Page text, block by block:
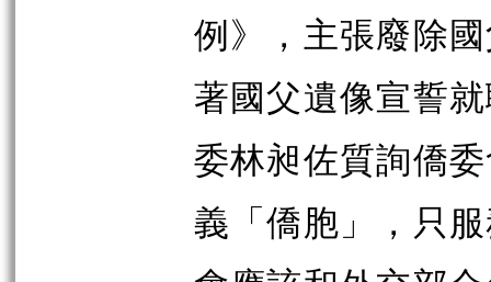
例》，主張廢除
著國父遺像宣誓
委林昶佐質詢僑
義「僑胞」，只